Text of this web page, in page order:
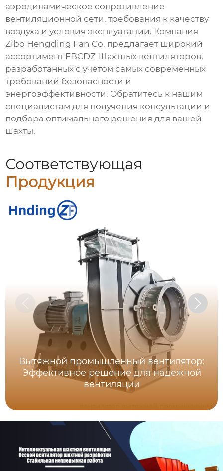
аэродинамическое сопротивление
вентиляционной сети, требования к качеству
воздуха и условия эксплуатации. Компания
Zibo Hengding Fan Co. предлагает широкий
ассортимент FBCDZ Шахтных вентиляторов,
разработанных с учетом самых современных
требований безопасности и
энергоэффективности. Обратитесь к нашим
специалистам для получения консультации и
подбора оптимального решения для вашей
шахты.
Соответствующая
Продукция
Вытяжной промышленный вентилятор:
Эффективное решение для надежной
вентиляции